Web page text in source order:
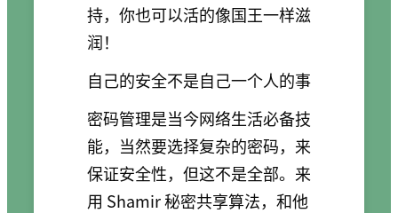
持，你也可以活的像国王一样滋
润！
自己的安全不是自己一个人的事
密码管理是当今网络生活必备技
能，当然要选择复杂的密码，来
保证安全性，但这不是全部。来
用 Shamir 秘密共享算法，和他